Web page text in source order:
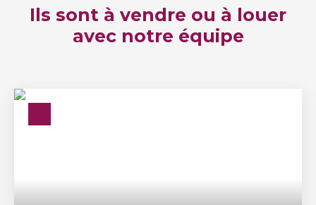
Ils sont à vendre ou à louer
avec notre équipe